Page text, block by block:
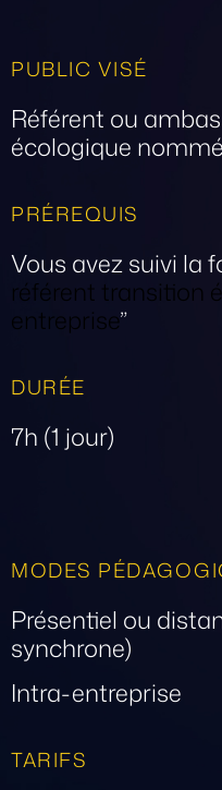
PUBLIC VISÉ
Référent ou
écologique
PRÉREQUIS
Vous avez suivi la
référent transition
entreprise”
DURÉE
7h (1 jour)
MODES
Présentiel ou
synchrone)
Intra-entreprise
TARIFS